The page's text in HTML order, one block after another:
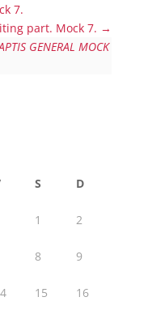
7.
part. Mock 7.
GENERAL MOCK
S D
1 2
8 9
15 16